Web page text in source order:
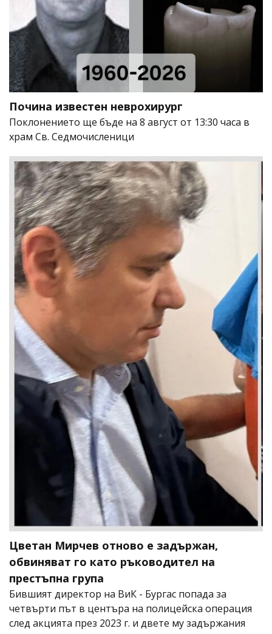
Почина известен неврохирург
Поклонението ще бъде на 8 август от 13:30 часа в
храм Св. Седмочисленици
Цветан Мирчев отново е задържан,
обвиняват го като ръководител на
престъпна група
Бившият директор на ВиК - Бургас попада за
четвърти път в центъра на полицейска операция
след акцията през 2023 г. и двете му задържания